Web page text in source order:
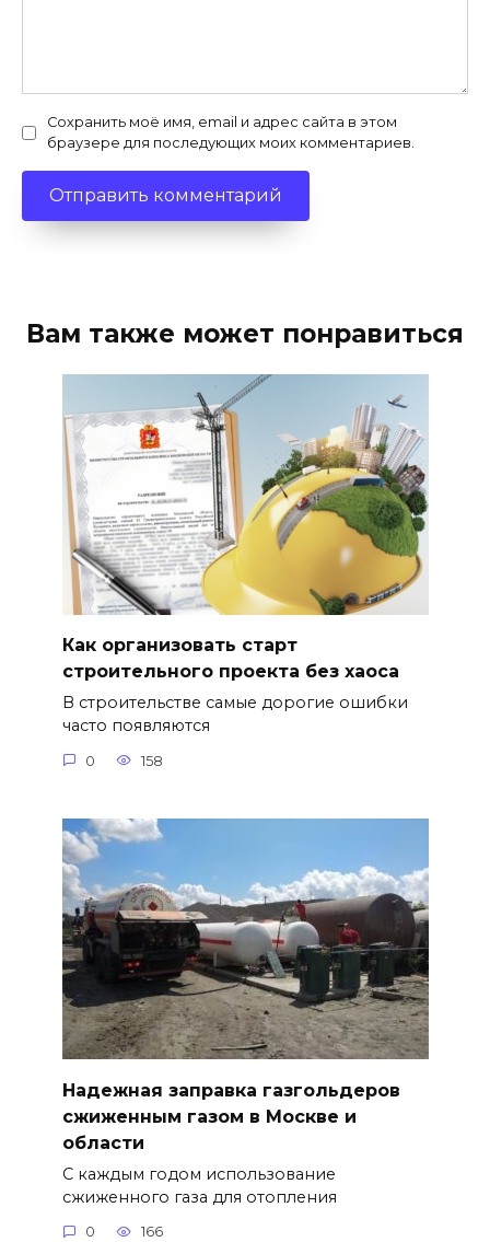
Сохранить моё имя, email и адрес сайта в этом
браузере для последующих моих комментариев.
Вам также может понравиться
Как организовать старт
строительного проекта без хаоса
В строительстве самые дорогие ошибки
часто появляются
0 158
Надежная заправка газгольдеров
сжиженным газом в Москве и
области
С каждым годом использование
сжиженного газа для отопления
0 166